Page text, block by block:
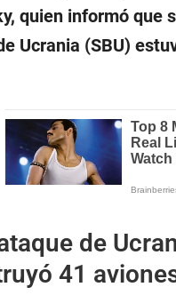
quien informó que
Ucrania (SBU)
de
41